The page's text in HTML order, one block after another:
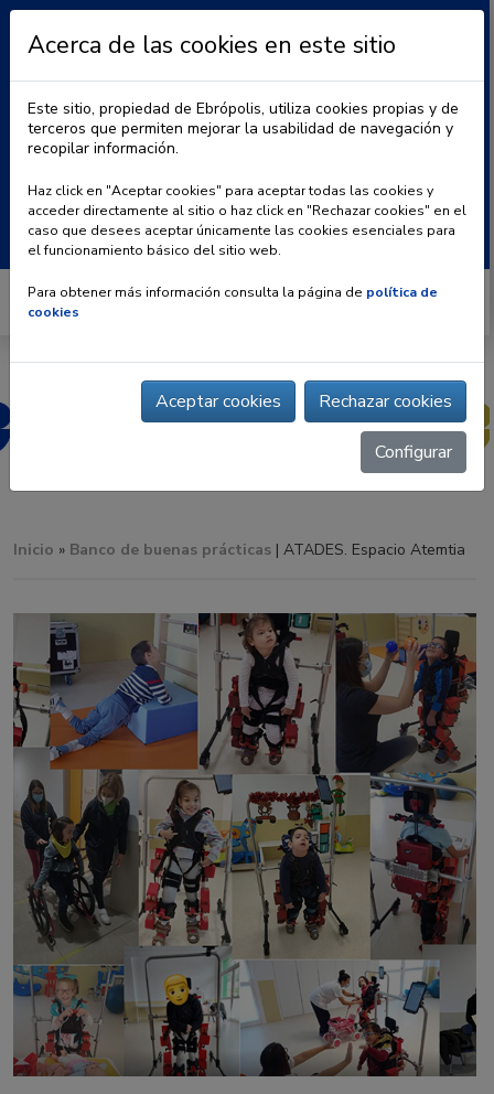
BLOG | CONTACTO
Buscar:
Inicio » Banco de buenas prácticas | ATADES. Espacio Atemtia
Acerca de las cookies en este sitio
Este sitio, propiedad de Ebrópolis, utiliza cookies propias y de
terceros que permiten mejorar la usabilidad de navegación y
recopilar información.
Haz click en "Aceptar cookies" para aceptar todas las cookies y
acceder directamente al sitio o haz click en "Rechazar cookies" en el
caso que desees aceptar únicamente las cookies esenciales para
el funcionamiento básico del sitio web.
Para obtener más información consulta la página de política de
cookies
Aceptar cookies Rechazar cookies
Configurar